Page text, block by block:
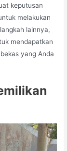
keputusan
melakukan
lainnya,
mendapatkan
yang Anda